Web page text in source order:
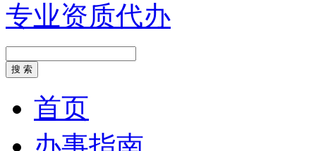
专业资质代办
首页